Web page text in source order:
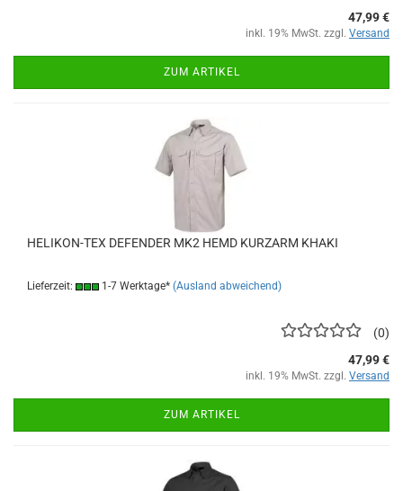
47,99 €
inkl. 19% MwSt. zzgl. Versand
ZUM ARTIKEL
HELIKON-TEX DEFENDER MK2 HEMD KURZARM KHAKI
Lieferzeit: 1-7 Werktage* (Ausland abweichend)
0
47,99 €
inkl. 19% MwSt. zzgl. Versand
ZUM ARTIKEL